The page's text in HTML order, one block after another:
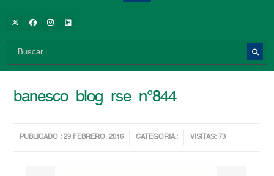
banesco_blog_rse_n°844
PUBLICADO : 29 FEBRERO, 2016 CATEGORIA : VISITAS: 73